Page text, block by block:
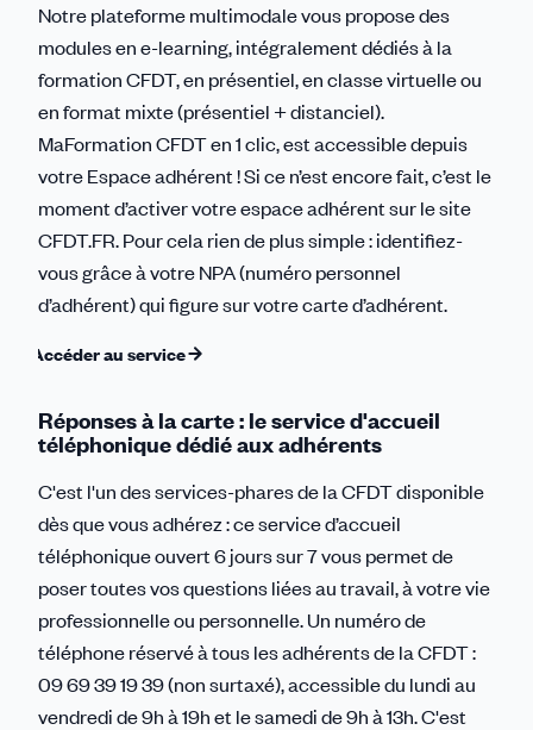
Notre plateforme multimodale vous propose des
modules en e-learning, intégralement dédiés à la
formation CFDT, en présentiel, en classe virtuelle ou
en format mixte (présentiel + distanciel).
MaFormation CFDT en 1 clic, est accessible depuis
votre Espace adhérent ! Si ce n’est encore fait, c’est le
moment d’activer votre espace adhérent sur le site
CFDT.FR. Pour cela rien de plus simple : identifiez-
vous grâce à votre NPA (numéro personnel
d’adhérent) qui figure sur votre carte d’adhérent.
Accéder au service
Réponses à la carte : le service d'accueil
téléphonique dédié aux adhérents
C'est l'un des services-phares de la CFDT disponible
dès que vous adhérez : ce service d’accueil
téléphonique ouvert 6 jours sur 7 vous permet de
poser toutes vos questions liées au travail, à votre vie
professionnelle ou personnelle. Un numéro de
téléphone réservé à tous les adhérents de la CFDT :
09 69 39 19 39 (non surtaxé), accessible du lundi au
vendredi de 9h à 19h et le samedi de 9h à 13h. C'est